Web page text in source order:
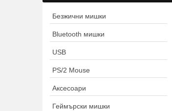
Безжични мишки
Bluetooth мишки
USB
PS/2 Mouse
Аксесоари
Геймърски мишки